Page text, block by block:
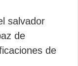
salvador
de
de